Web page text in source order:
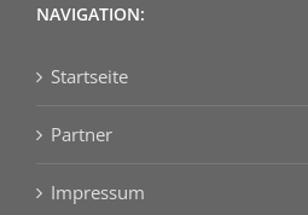
NAVIGATION:
Startseite
Partner
Impressum